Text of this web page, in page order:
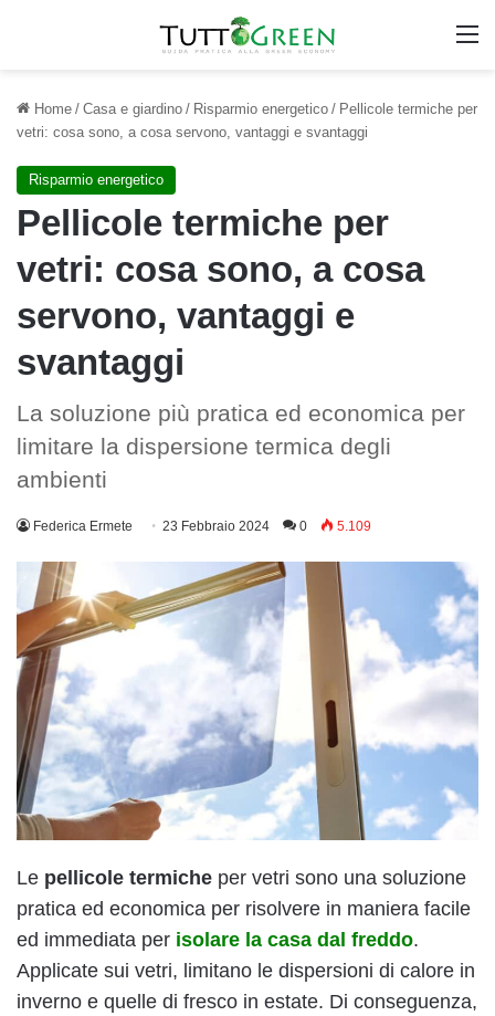
Home / Casa e giardino / Risparmio energetico / Pellicole termiche per
vetri: cosa sono, a cosa servono, vantaggi e svantaggi
Risparmio energetico
Pellicole termiche per
vetri: cosa sono, a cosa
servono, vantaggi e
svantaggi
La soluzione più pratica ed economica per
limitare la dispersione termica degli
ambienti
Federica Ermete 23 Febbraio 2024 0 5.109
Le pellicole termiche per vetri sono una soluzione
pratica ed economica per risolvere in maniera facile
ed immediata per isolare la casa dal freddo.
Applicate sui vetri, limitano le dispersioni di calore in
inverno e quelle di fresco in estate. Di conseguenza,